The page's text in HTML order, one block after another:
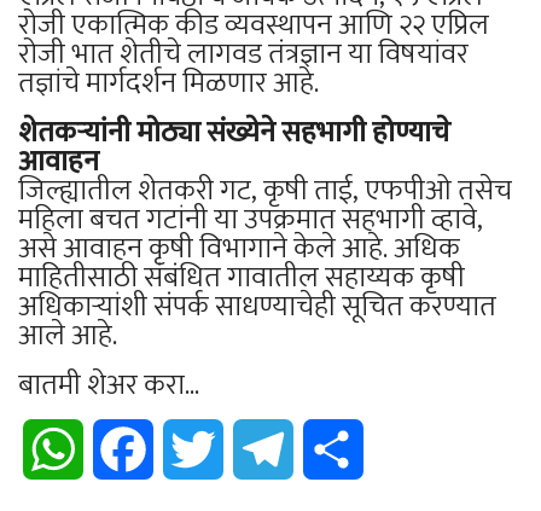
रोजी एकात्मिक कीड व्यवस्थापन आणि २२ एप्रिल
रोजी भात शेतीचे लागवड तंत्रज्ञान या विषयांवर
तज्ञांचे मार्गदर्शन मिळणार आहे.
शेतकऱ्यांनी मोठ्या संख्येने सहभागी होण्याचे
आवाहन
जिल्ह्यातील शेतकरी गट, कृषी ताई, एफपीओ तसेच
महिला बचत गटांनी या उपक्रमात सहभागी व्हावे,
असे आवाहन कृषी विभागाने केले आहे. अधिक
माहितीसाठी संबंधित गावातील सहाय्यक कृषी
अधिकाऱ्यांशी संपर्क साधण्याचेही सूचित करण्यात
आले आहे.
बातमी शेअर करा...
WhatsApp Facebook Twitter Telegram